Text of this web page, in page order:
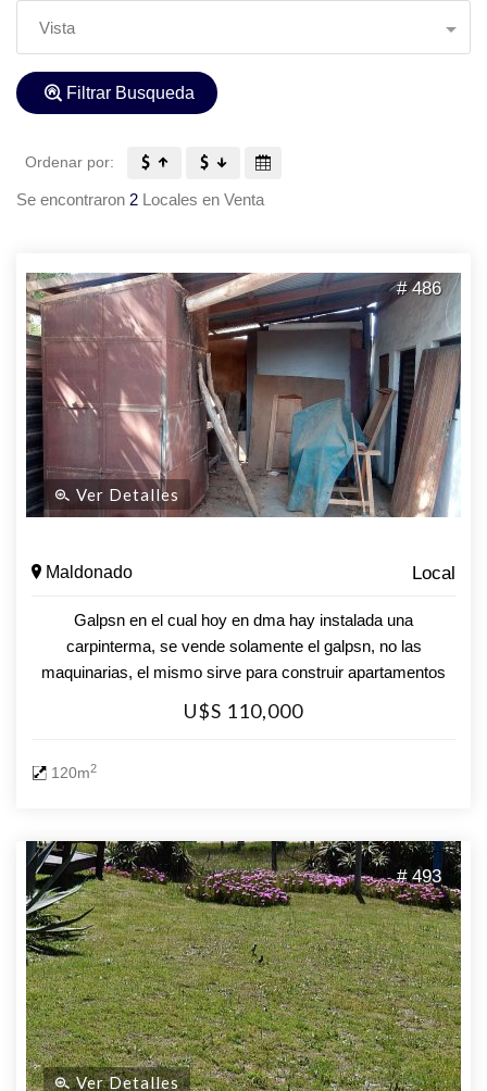
Vista
Filtrar Busqueda
Ordenar por:
Se encontraron 2 Locales en Venta
# 486
Ver Detalles
Maldonado Local
Galpsn en el cual hoy en dma hay instalada una
carpinterma, se vende solamente el galpsn, no las
maquinarias, el mismo sirve para construir apartamentos
de renta anual, como depssito o nave logmstica, taller o
garage, tiene una oficina con kitchenette y baño, tiene
obra, consulte por mas datos, 094 311 675
U$S 110,000
120m2
# 493
Ver Detalles